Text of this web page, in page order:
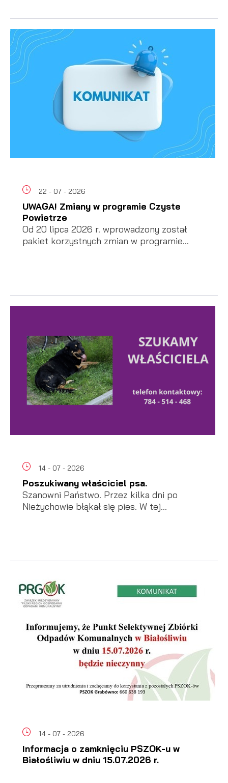
22 - 07 - 2026
UWAGA! Zmiany w programie Czyste
Powietrze
Od 20 lipca 2026 r. wprowadzony został
pakiet korzystnych zmian w programie...
14 - 07 - 2026
Poszukiwany właściciel psa.
Szanowni Państwo. Przez kilka dni po
Nieżychowie błąkał się pies. W tej...
14 - 07 - 2026
Informacja o zamknięciu PSZOK-u w
Białośliwiu w dniu 15.07.2026 r.